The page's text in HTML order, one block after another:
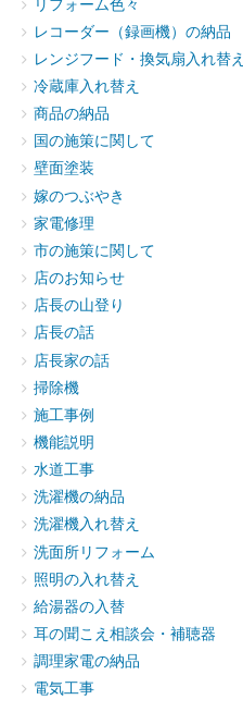
リフォーム色々
レコーダー（録画機）の納品
レンジフード・換気扇入れ替え
冷蔵庫入れ替え
商品の納品
国の施策に関して
壁面塗装
嫁のつぶやき
家電修理
市の施策に関して
店のお知らせ
店長の山登り
店長の話
店長家の話
掃除機
施工事例
機能説明
水道工事
洗濯機の納品
洗濯機入れ替え
洗面所リフォーム
照明の入れ替え
給湯器の入替
耳の聞こえ相談会・補聴器
調理家電の納品
電気工事